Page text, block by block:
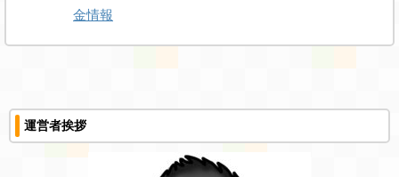
金情報
運営者挨拶